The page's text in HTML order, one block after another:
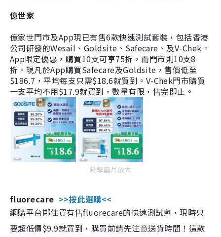
億世家
億家世門市及App現已有售6款快速測試套裝，包括香港
公司研發的Wesail、Goldsite、Safecare、及V-Chek。
App限定優惠，購買10支可享75折，而門市則10支8
折。現凡於App購買Safecare及Goldsite，售價低至
$186.7，平均每支只需$18.6就買到。V-Chek門市購買
一支平均不用$17.9就買到，數量有限，售完即止。
點擊圖片放大
fluorecare >>按此選購<<
網購平台鄰住買有售fluorecare的快速測試劑，現時只
要超低價$9.9就買到，購買前請先注意送貨時間！這款